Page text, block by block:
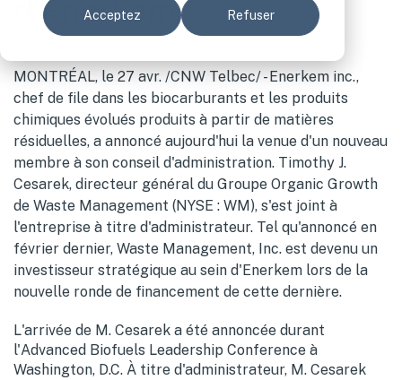
Acceptez Refuser
d'Enerkem
MONTRÉAL, le 27 avr. /CNW Telbec/ - Enerkem inc.,
chef de file dans les biocarburants et les produits
chimiques évolués produits à partir de matières
résiduelles, a annoncé aujourd'hui la venue d'un nouveau
membre à son conseil d'administration. Timothy J.
Cesarek, directeur général du Groupe Organic Growth
de Waste Management (NYSE : WM), s'est joint à
l'entreprise à titre d'administrateur. Tel qu'annoncé en
février dernier, Waste Management, Inc. est devenu un
investisseur stratégique au sein d'Enerkem lors de la
nouvelle ronde de financement de cette dernière.
L'arrivée de M. Cesarek a été annoncée durant
l'Advanced Biofuels Leadership Conference à
Washington, D.C. À titre d'administrateur, M. Cesarek